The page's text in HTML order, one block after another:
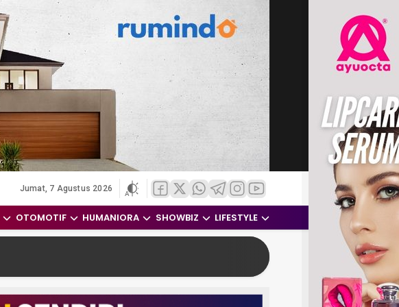
Jumat, 7 Agustus 2026
OTOMOTIF HUMANIORA SHOWBIZ LIFESTYLE